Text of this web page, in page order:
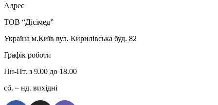
Адрес
ТОВ “Дісімед”
Україна м.Київ вул. Кирилівська буд. 82
Графік роботи
Пн-Пт. з 9.00 до 18.00
сб. – нд. вихідні